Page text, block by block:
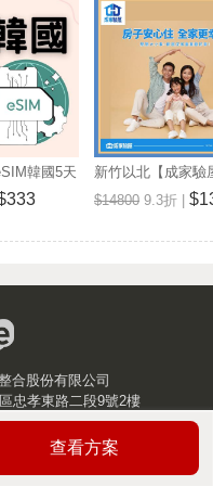
韓國5天
到飽兌換
新竹以北【成家驗
25坪 (三房格局)超
券 (MO)
$14800 9.3折 |
查看方案
合股份有限公司
忠孝東路二段9號2樓